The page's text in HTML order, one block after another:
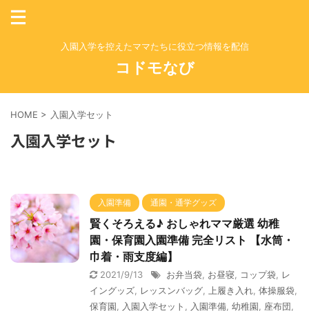
入園入学を控えたママたちに役立つ情報を配信
コドモなび
HOME > 入園入学セット
入園入学セット
入園準備 通園・通学グッズ
賢くそろえる♪ おしゃれママ厳選 幼稚
園・保育園入園準備 完全リスト 【水筒・
巾着・雨支度編】
2021/9/13 お弁当袋 お昼寝 コップ袋
レ
イングッズ
レッスンバッグ 上履き入れ 体操服袋
保育園
入園入学セット 入園準備 幼稚園 座布団